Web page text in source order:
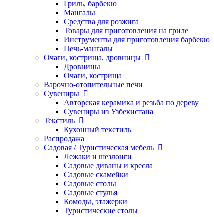
Гриль, барбекю
Мангалы
Средства для розжига
Товары для приготовления на гриле
Инструменты для приготовления барбекю
Печь-мангалы
Очаги, кострища, дровницы
Дровницы
Очаги, кострища
Варочно-отопительные печи
Сувениры
Авторская керамика и резьба по дереву
Сувениры из Узбекистана
Текстиль
Кухонный текстиль
Распродажа
Садовая / Туристическая мебель
Лежаки и шезлонги
Садовые диваны и кресла
Садовые скамейки
Садовые столы
Садовые стулья
Комоды, этажерки
Туристические столы